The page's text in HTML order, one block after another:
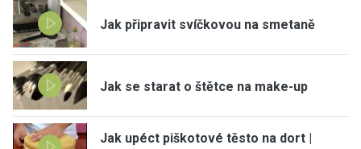
Jak připravit svíčkovou na smetaně
Jak se starat o štětce na make-up
Jak upéct piškotové těsto na dort |